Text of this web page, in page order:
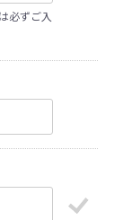
必ずご入